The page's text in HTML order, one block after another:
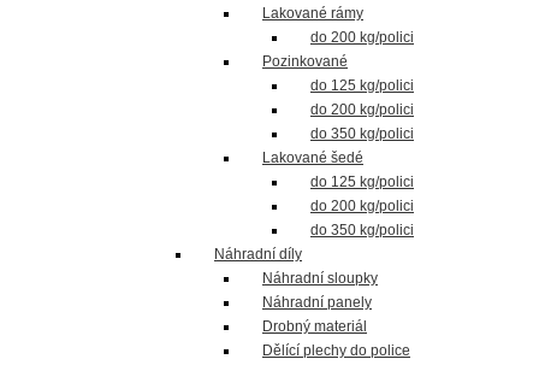
Lakované rámy
do 200 kg/polici
Pozinkované
do 125 kg/polici
do 200 kg/polici
do 350 kg/polici
Lakované šedé
do 125 kg/polici
do 200 kg/polici
do 350 kg/polici
Náhradní díly
Náhradní sloupky
Náhradní panely
Drobný materiál
Dělící plechy do police